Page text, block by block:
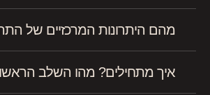
מהם היתרונות המרכזיים של
איך מתחילים? מהו השלב